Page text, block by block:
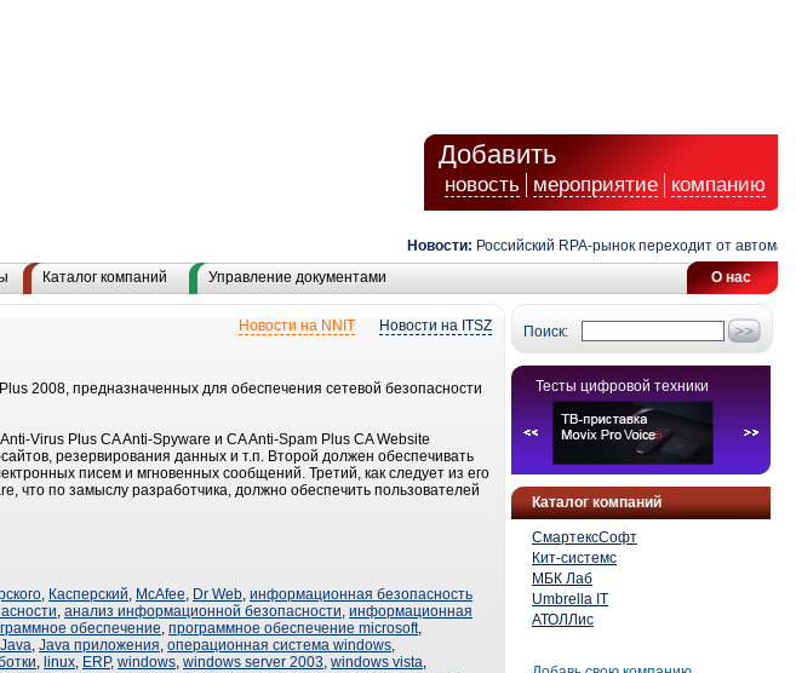
Добавить
новость мероприятие компанию
Новости: Российский RPA-рынок переходит от
О нас
Каталог компаний Управление документами
Поиск:
Тесты цифровой техники
Каталог компаний
СмартексСофт
Кит-системс
МБК Лаб
Umbrella IT
АТОЛЛис
Новости на ITSZ
Новости на NNIT
2008, предназначенных для обеспечения сетевой безопасности
Virus Plus CA Anti-Spyware и CA Anti-Spam Plus CA Website
резервирования данных и т.п. Второй должен обеспечивать
писем и мгновенных сообщений. Третий, как следует из его
что по замыслу разработчика, должно обеспечить пользователей
, Касперский, McAfee, Dr Web, информационная безопасность
, анализ информационной безопасности, информационная
обеспечение, программное обеспечение microsoft,
Java, Java приложения, операционная система windows,
, linux, ERP, windows, windows server 2003, windows vista,